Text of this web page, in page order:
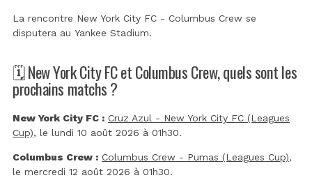
La rencontre New York City FC - Columbus Crew se
disputera au Yankee Stadium.
🗓️ New York City FC et Columbus Crew, quels sont les
prochains matchs ?
New York City FC : Cruz Azul - New York City FC (Leagues
Cup), le lundi 10 août 2026 à 01h30.
Columbus Crew : Columbus Crew - Pumas (Leagues Cup),
le mercredi 12 août 2026 à 01h30.